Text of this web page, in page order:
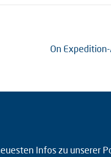
On
Infos zu unserer